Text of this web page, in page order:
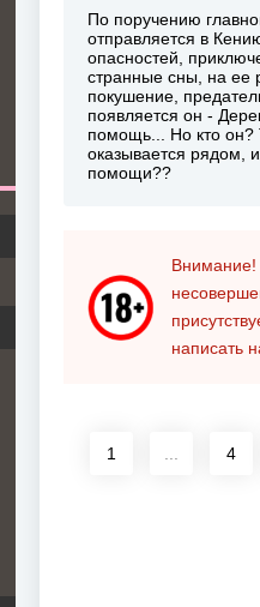
По поручению
отправляется в
опасностей,
странные сны, на ее
покушение,
появляется он -
помощь... Но кто он?
оказывается рядом,
помощи??
Внимание!
написать
1 4